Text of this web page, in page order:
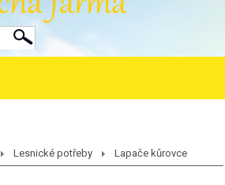
Lesnické potřeby Lapače kůrovce